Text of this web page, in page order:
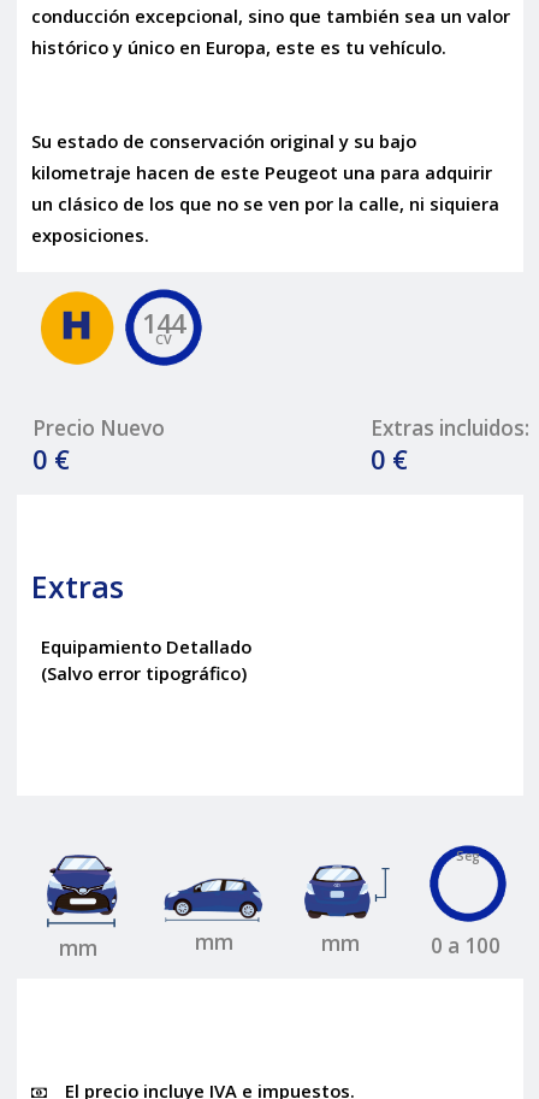
conducción excepcional, sino que también sea un valor
histórico y único en Europa, este es tu vehículo.
Su estado de conservación original y su bajo
kilometraje hacen de este Peugeot una para adquirir
un clásico de los que no se ven por la calle, ni siquiera
exposiciones.
144
CV
Precio Nuevo
0 €
Extras incluidos:
0 €
Extras
Equipamiento Detallado
(Salvo error tipográfico)
mm mm mm
Seg
0 a 100
El precio incluye IVA e impuestos.